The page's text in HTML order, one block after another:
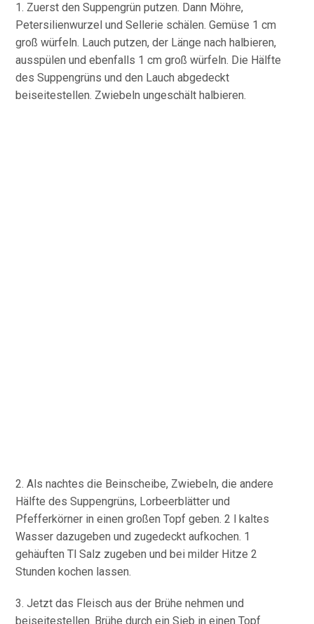
1. Zuerst den Suppengrün putzen. Dann Möhre,
Petersilienwurzel und Sellerie schälen. Gemüse 1 cm
groß würfeln. Lauch putzen, der Länge nach halbieren,
ausspülen und ebenfalls 1 cm groß würfeln. Die Hälfte
des Suppengrüns und den Lauch abgedeckt
beiseitestellen. Zwiebeln ungeschält halbieren.
2. Als nachtes die Beinscheibe, Zwiebeln, die andere
Hälfte des Suppengrüns, Lorbeerblätter und
Pfefferkörner in einen großen Topf geben. 2 l kaltes
Wasser dazugeben und zugedeckt aufkochen. 1
gehäuften Tl Salz zugeben und bei milder Hitze 2
Stunden kochen lassen.
3. Jetzt das Fleisch aus der Brühe nehmen und
beiseitestellen. Brühe durch ein Sieb in einen Topf